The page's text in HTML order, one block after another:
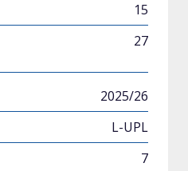
15
27
2025/26
L-UPL
7